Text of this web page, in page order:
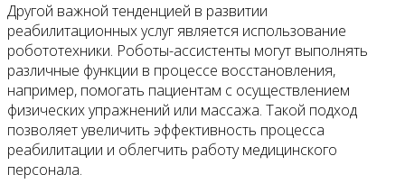
Другой важной тенденцией в развитии
реабилитационных услуг является использование
робототехники. Роботы-ассистенты могут выполнять
различные функции в процессе восстановления,
например, помогать пациентам с осуществлением
физических упражнений или массажа. Такой подход
позволяет увеличить эффективность процесса
реабилитации и облегчить работу медицинского
персонала.